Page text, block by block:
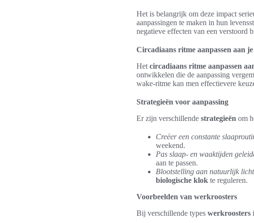
Het is belangrijk om deze impact
aanpassingen te maken in hun
negatieve effecten van een verstoord
Circadiaans ritme aanpassen aan
Het circadiaans ritme aanpassen
ontwikkelen die de aanpassing
wake-ritme kan men effectievere
Strategieën voor aanpassing
Er zijn verschillende strategieën om
Creëer een constante
weekend.
Pas slaap- en waaktijden
aan te passen.
Blootstelling aan natuurlijk
biologische klok te reguleren.
Voorbeelden van werkroosters
Bij verschillende types werkroosters